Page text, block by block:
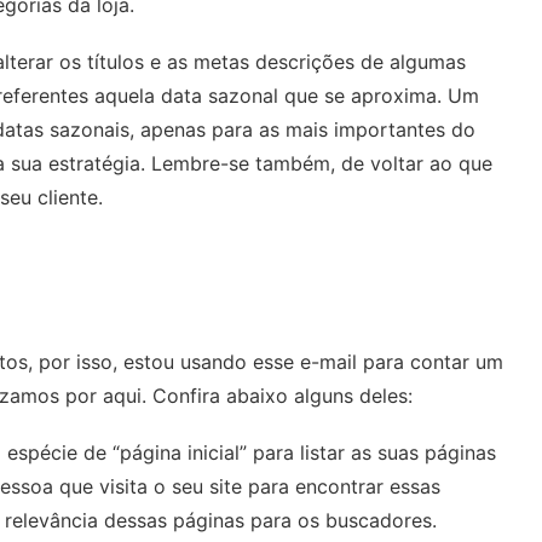
os títulos e as metas descrições de algumas
aquela data sazonal que se aproxima. Um
sazonais, apenas para as mais importantes do
estratégia. Lembre-se também, de voltar ao que
cliente.
por isso, estou usando esse e-mail para contar um
por aqui. Confira abaixo alguns deles:
de “página inicial” para listar as suas páginas
que visita o seu site para encontrar essas
dessas páginas para os buscadores.